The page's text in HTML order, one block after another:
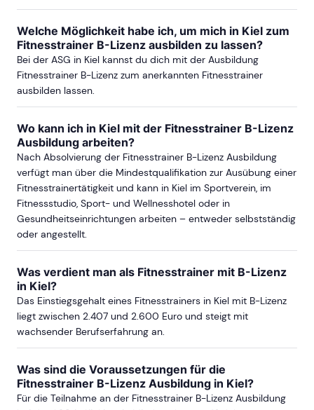
Welche Möglichkeit habe ich, um mich in Kiel zum
Fitnesstrainer B-Lizenz ausbilden zu lassen?
Bei der ASG in Kiel kannst du dich mit der Ausbildung
Fitnesstrainer B-Lizenz zum anerkannten Fitnesstrainer
ausbilden lassen.
Wo kann ich in Kiel mit der Fitnesstrainer B-Lizenz
Ausbildung arbeiten?
Nach Absolvierung der Fitnesstrainer B-Lizenz Ausbildung
verfügt man über die Mindestqualifikation zur Ausübung einer
Fitnesstrainertätigkeit und kann in Kiel im Sportverein, im
Fitnessstudio, Sport- und Wellnesshotel oder in
Gesundheitseinrichtungen arbeiten – entweder selbstständig
oder angestellt.
Was verdient man als Fitnesstrainer mit B-Lizenz
in Kiel?
Das Einstiegsgehalt eines Fitnesstrainers in Kiel mit B-Lizenz
liegt zwischen 2.407 und 2.600 Euro und steigt mit
wachsender Berufserfahrung an.
Was sind die Voraussetzungen für die
Fitnesstrainer B-Lizenz Ausbildung in Kiel?
Für die Teilnahme an der Fitnesstrainer B-Lizenz Ausbildung